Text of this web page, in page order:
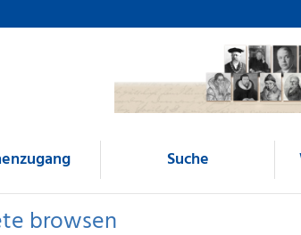
Suche
browsen